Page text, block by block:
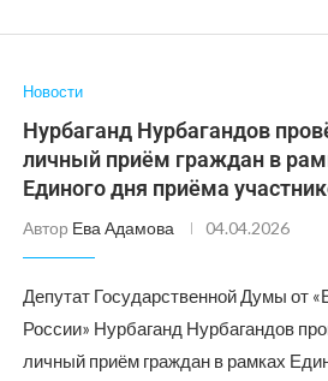
Новости
Нурбаганд Нурбагандов
личный приём граждан в
Единого дня приёма
Автор Ева Адамова 04.04.2026
Депутат Государственной Думы от
России» Нурбаганд Нурбагандов
личный приём граждан в рамках